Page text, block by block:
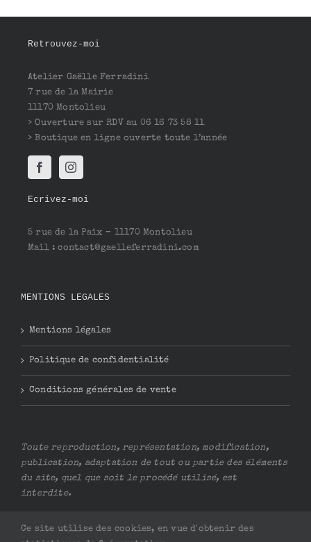
Retrouvez-moi
Atelier Gaëlle Ferradini
7 rue de la Mairie
11170 Montolieu
> Ouverture sur RDV au 06 16 73 58 11
> Boutique en ligne ouverte toute l’année
Ecrivez-moi
5 rue de la Paix – 11170 Montolieu
Mail : contact@gaelleferradini.com
MENTIONS LEGALES
Mentions légales
Politique de confidentialité
Conditions générales de vente
Toute reproduction, représentation, modification,
publication, adaptation de tout ou partie des éléments
du site, quel que soit le procédé utilisé, est
interdite.
Ce site utilise des cookies, en vue d'obtenir des